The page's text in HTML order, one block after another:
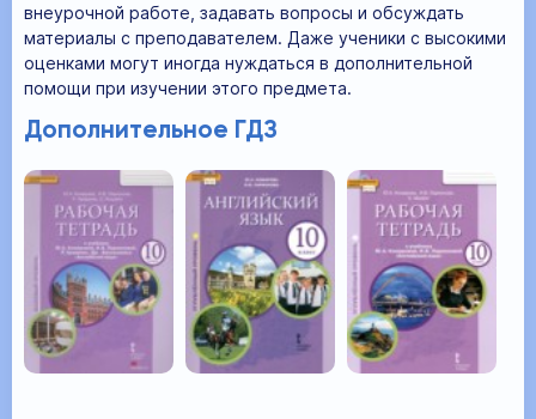
внеурочной работе, задавать вопросы и обсуждать
материалы с преподавателем. Даже ученики с высокими
оценками могут иногда нуждаться в дополнительной
помощи при изучении этого предмета.
Дополнительное ГДЗ